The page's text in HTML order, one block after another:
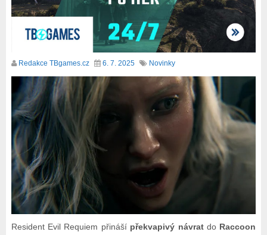
Redakce TBgames.cz 6. 7. 2025 Novinky
Resident Evil Requiem přináší překvapivý návratdo Raccoon